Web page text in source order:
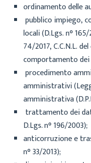
ordinamento delle
pubblico impiego,
locali(D.Lgs.n°165/
74/2017,C.C.N.L.del
comportamento
procedimento
amministrativi
amministrativa
trattamento dei
D.Lgs. n°196/2003);
anticorruzione e
n° 33/2013);